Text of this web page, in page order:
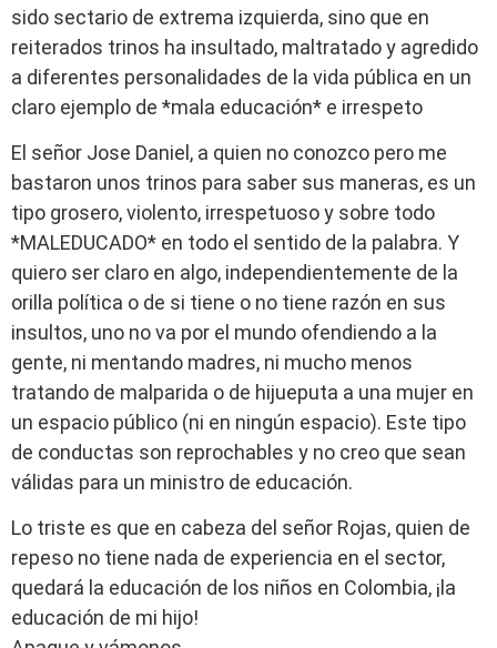
sido sectario de extrema izquierda, sino que en
reiterados trinos ha insultado, maltratado y agredido
a diferentes personalidades de la vida pública en un
claro ejemplo de *mala educación* e irrespeto
El señor Jose Daniel, a quien no conozco pero me
bastaron unos trinos para saber sus maneras, es un
tipo grosero, violento, irrespetuoso y sobre todo
*MALEDUCADO* en todo el sentido de la palabra. Y
quiero ser claro en algo, independientemente de la
orilla política o de si tiene o no tiene razón en sus
insultos, uno no va por el mundo ofendiendo a la
gente, ni mentando madres, ni mucho menos
tratando de malparida o de hijueputa a una mujer en
un espacio público (ni en ningún espacio). Este tipo
de conductas son reprochables y no creo que sean
válidas para un ministro de educación.
Lo triste es que en cabeza del señor Rojas, quien de
repeso no tiene nada de experiencia en el sector,
quedará la educación de los niños en Colombia, ¡la
educación de mi hijo!